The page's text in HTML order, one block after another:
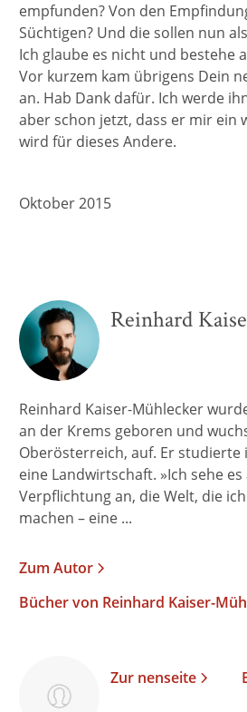
empfunden? Von den
Süchtigen? Und die sollen nun
Ich glaube es nicht und bestehe
Vor kurzem kam übrigens Dein
an. Hab Dank dafür. Ich werde
aber schon jetzt, dass er mir ein
wird für dieses Andere.
Oktober 2015
Reinhard
Reinhard Kaiser-Mühlecker
an der Krems geboren und
Oberösterreich, auf. Er
eine Landwirtschaft. »Ich sehe
Verpflichtung an, die Welt, die
machen – eine ...
Zum Autor
Bücher von Reinhard Kaiser-
Zur nenseite